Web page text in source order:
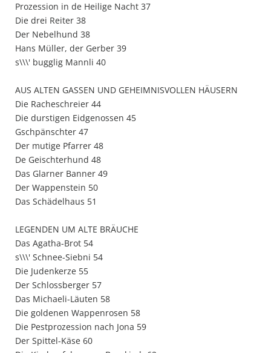
Prozession in de Heilige Nacht 37
Die drei Reiter 38
Der Nebelhund 38
Hans Müller, der Gerber 39
s\\\' bugglig Mannli 40
AUS ALTEN GASSEN UND GEHEIMNISVOLLEN HÄUSERN
Die Racheschreier 44
Die durstigen Eidgenossen 45
Gschpänschter 47
Der mutige Pfarrer 48
De Geischterhund 48
Das Glarner Banner 49
Der Wappenstein 50
Das Schädelhaus 51
LEGENDEN UM ALTE BRÄUCHE
Das Agatha-Brot 54
s\\\' Schnee-Siebni 54
Die Judenkerze 55
Der Schlossberger 57
Das Michaeli-Läuten 58
Die goldenen Wappenrosen 58
Die Pestprozession nach Jona 59
Der Spittel-Käse 60